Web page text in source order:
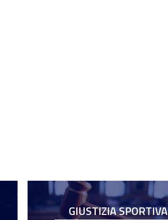
GIUSTIZIA SPORTIVA